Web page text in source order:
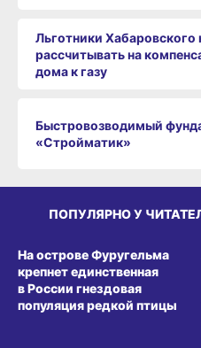
Льготники Хабаровского
рассчитывать на
дома к газу
Быстровозводимый
«Стройматик»
ПОПУЛЯРНО У
На острове Фуругельма
крепнет единственная
в России гнездовая
популяция редкой птицы